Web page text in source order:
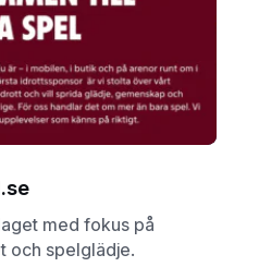
med fokus på
och spelglädje.